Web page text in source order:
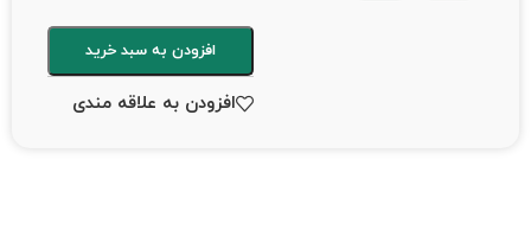
افزودن به سبد خرید
افزودن به علاقه مندی